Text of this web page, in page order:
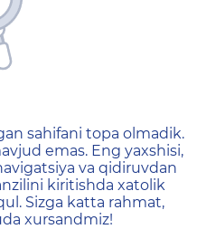
не
sahifani topa olmadik.
emas. Eng yaxshisi,
va qidiruvdan
kiritishda xatolik
Sizga katta rahmat,
xursandmiz!